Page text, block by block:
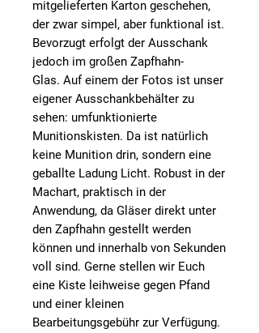
mitgelieferten Karton geschehen,
der zwar simpel, aber funktional ist.
Bevorzugt erfolgt der Ausschank
jedoch im großen Zapfhahn-
Glas. Auf einem der Fotos ist unser
eigener Ausschankbehälter zu
sehen: umfunktionierte
Munitionskisten. Da ist natürlich
keine Munition drin, sondern eine
geballte Ladung Licht. Robust in der
Machart, praktisch in der
Anwendung, da Gläser direkt unter
den Zapfhahn gestellt werden
können und innerhalb von Sekunden
voll sind. Gerne stellen wir Euch
eine Kiste leihweise gegen Pfand
und einer kleinen
Bearbeitungsgebühr zur Verfügung.